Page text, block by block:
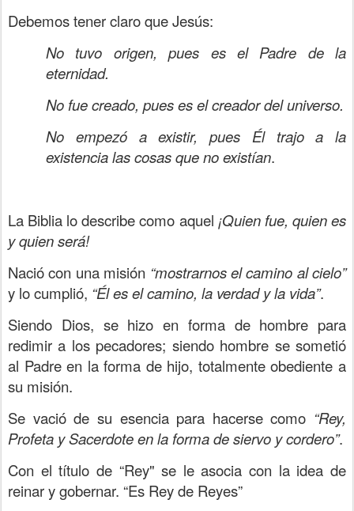
Debemos tener claro que Jesús:
No tuvo origen, pues es el Padre de la
eternidad.
No fue creado, pues es el creador del universo.
No empezó a existir, pues Él trajo a la
existencia las cosas que no existían.
La Biblia lo describe como aquel ¡Quien fue, quien es
y quien será!
Nació con una misión “mostrarnos el camino al cielo”
y lo cumplió, “Él es el camino, la verdad y la vida”.
Siendo Dios, se hizo en forma de hombre para
redimir a los pecadores; siendo hombre se sometió
al Padre en la forma de hijo, totalmente obediente a
su misión.
Se vació de su esencia para hacerse como “Rey,
Profeta y Sacerdote en la forma de siervo y cordero”.
Con el título de “Rey" se le asocia con la idea de
reinar y gobernar. “Es Rey de Reyes”